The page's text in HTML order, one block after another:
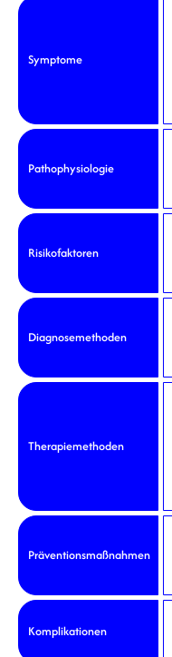
Symptome
Pathophysiologie
Risikofaktoren
Diagnosemethoden
Therapiemethoden
Präventionsmaßnahmen
Komplikationen